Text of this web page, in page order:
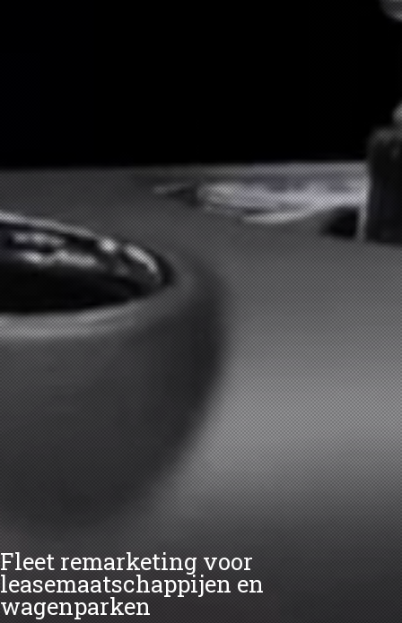
Fleet remarketing voor
leasemaatschappijen en
wagenparken